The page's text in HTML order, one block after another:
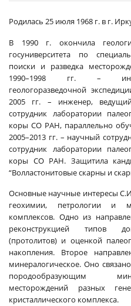
Родилась 25 июля 1968 г. в г.
В 1990 г. окончила
госуниверситета по
поиски и разведка
1990–1998 гг. –
геологоразведочной
2005 гг. – инженер,
сотрудник лаборатории
коры СО РАН, параллельно
2005–2013 гг. – научный
сотрудник лаборатории
коры СО РАН. Защитила
“Волластонитовые скарны и
Основные научные интересы
геохимии, петрологии и
комплексов. Одно из
реконструкцией типов
(протолитов) и оценкой
накопления. Второе
минерало­гическое. Оно
породообразующим
месторождений разных
кристаллического комплекса.